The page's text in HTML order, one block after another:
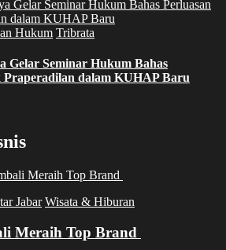
Hukum Tribrata
Gelar Seminar Hukum Bahas
Praperadilan dalam KUHAP Baru
Jabar Wisata & Hiburan
Meraih Top Brand